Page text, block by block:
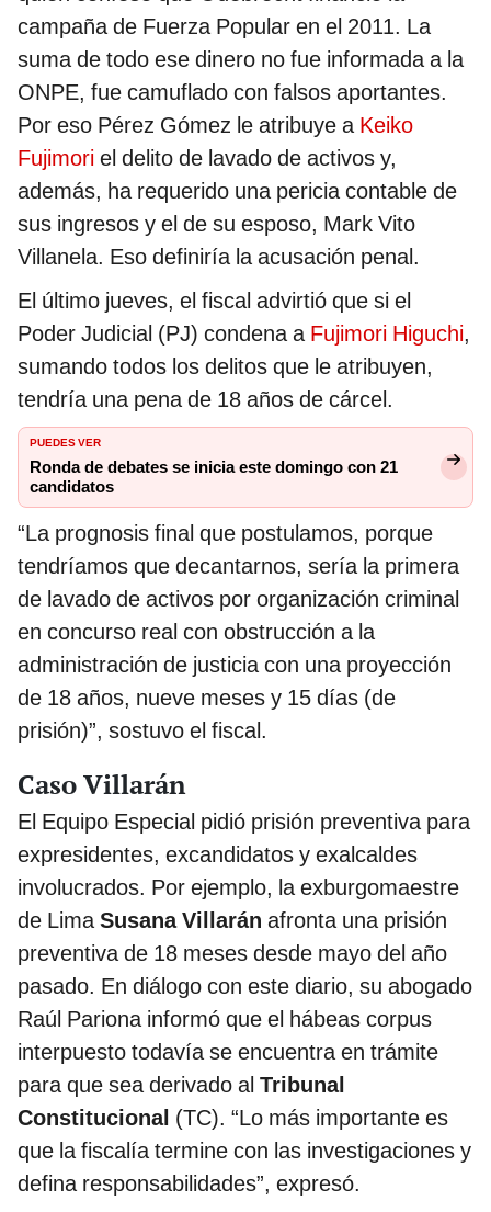
campaña de Fuerza Popular en el 2011. La
suma de todo ese dinero no fue informada a la
ONPE, fue camuflado con falsos aportantes.
Por eso Pérez Gómez le atribuye a Keiko
Fujimori el delito de lavado de activos y,
además, ha requerido una pericia contable de
sus ingresos y el de su esposo, Mark Vito
Villanela. Eso definiría la acusación penal.
El último jueves, el fiscal advirtió que si el
Poder Judicial (PJ) condena a Fujimori Higuchi,
sumando todos los delitos que le atribuyen,
tendría una pena de 18 años de cárcel.
PUEDES VER
Ronda de debates se inicia este domingo con 21
candidatos
“La prognosis final que postulamos, porque
tendríamos que decantarnos, sería la primera
de lavado de activos por organización criminal
en concurso real con obstrucción a la
administración de justicia con una proyección
de 18 años, nueve meses y 15 días (de
prisión)”, sostuvo el fiscal.
Caso Villarán
El Equipo Especial pidió prisión preventiva para
expresidentes, excandidatos y exalcaldes
involucrados. Por ejemplo, la exburgomaestre
de Lima Susana Villarán afronta una prisión
preventiva de 18 meses desde mayo del año
pasado. En diálogo con este diario, su abogado
Raúl Pariona informó que el hábeas corpus
interpuesto todavía se encuentra en trámite
para que sea derivado al Tribunal
Constitucional (TC). “Lo más importante es
que la fiscalía termine con las investigaciones y
defina responsabilidades”, expresó.